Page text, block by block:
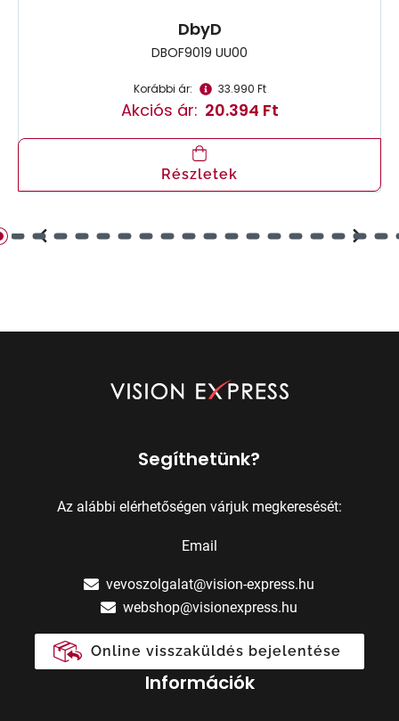
DbyD
DBOF9019 UU00
Korábbi ár: 33.990 Ft
Akciós ár: 20.394 Ft
Részletek
Segíthetünk?
Az alábbi elérhetőségen várjuk megkeresését:
Email
vevoszolgalat@vision-express.hu
webshop@visionexpress.hu
Online visszaküldés bejelentése
Információk